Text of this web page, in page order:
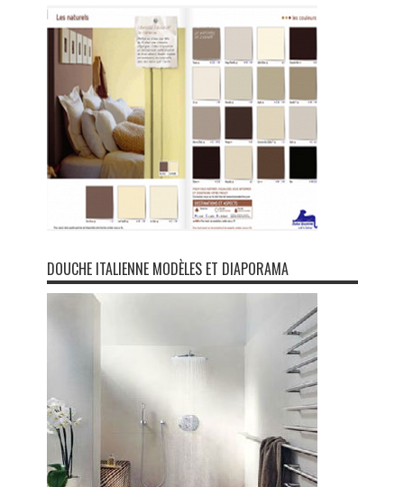
DOUCHE ITALIENNE MODÈLES ET DIAPORAMA